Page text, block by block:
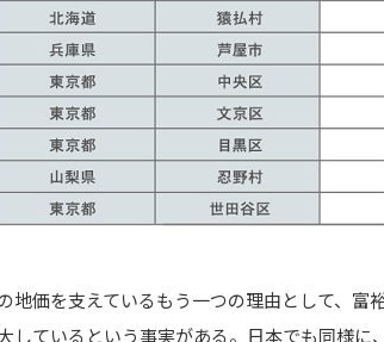
地価を支えているもう一つの理由として、
しているという事実がある。日本でも同様